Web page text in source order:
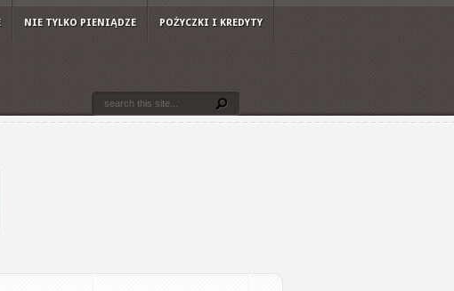
NIE TYLKO PIENIĄDZE POŻYCZKI I KREDYTY